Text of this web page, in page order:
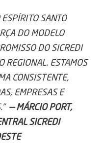
ESPÍRITO SANTO
DO MODELO
DO SICREDI
REGIONAL. ESTAMOS
CONSISTENTE,
EMPRESAS E
— MÁRCIO PORT,
SICREDI